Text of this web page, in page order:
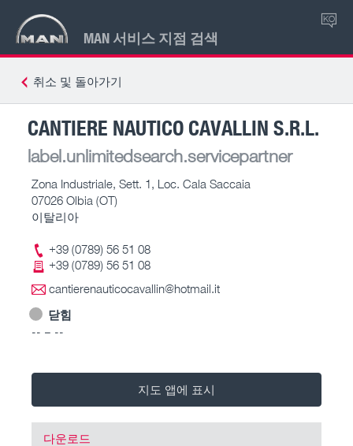
MAN 서비스 지점 검색
KO
취소 및 돌아가기
CANTIERE NAUTICO CAVALLIN S.R.L.
label.unlimitedsearch.servicepartner
Zona Industriale, Sett. 1, Loc. Cala Saccaia
07026 Olbia (OT)
이탈리아
+39 (0789) 56 51 08
+39 (0789) 56 51 08
cantierenauticocavallin@hotmail.it
닫힘
-- – --
지도 앱에 표시
다운로드